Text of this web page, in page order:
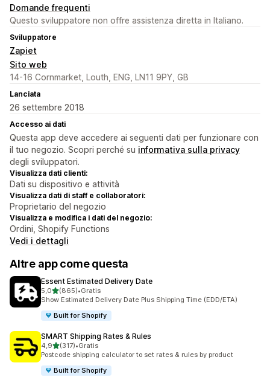
Domande frequenti
Questo sviluppatore non offre assistenza diretta in Italiano.
Sviluppatore
Zapiet
Sito web
14-16 Cornmarket, Louth, ENG, LN11 9PY, GB
Lanciata
26 settembre 2018
Accesso ai dati
Questa app deve accedere ai seguenti dati per funzionare con
il tuo negozio. Scopri perché su informativa sulla privacy
degli sviluppatori.
Visualizza dati clienti:
Dati su dispositivo e attività
Visualizza dati di staff e collaboratori:
Proprietario del negozio
Visualizza e modifica i dati del negozio:
Ordini, Shopify Functions
Vedi i dettagli
Altre app come questa
Essent Estimated Delivery Date
5,0stelle su 5
(865)
865 recensioni totali
•Gratis
Show Estimated Delivery Date Plus Shipping Time (EDD/ETA)
Built for Shopify
SMART Shipping Rates & Rules
4,9stelle su 5
(317)
317 recensioni totali
•Gratis
Postcode shipping calculator to set rates & rules by product
Built for Shopify